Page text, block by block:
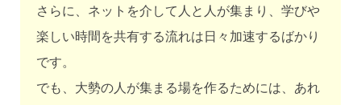
さらに、ネットを介して人と人が集まり、学びや
楽しい時間を共有する流れは日々加速するばかり
です。
でも、大勢の人が集まる場を作るためには、あれ